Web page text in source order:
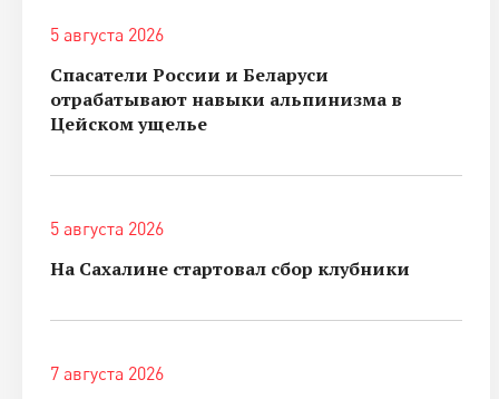
5 августа 2026
Спасатели России и Беларуси
отрабатывают навыки альпинизма в
Цейском ущелье
5 августа 2026
На Сахалине стартовал сбор клубники
7 августа 2026